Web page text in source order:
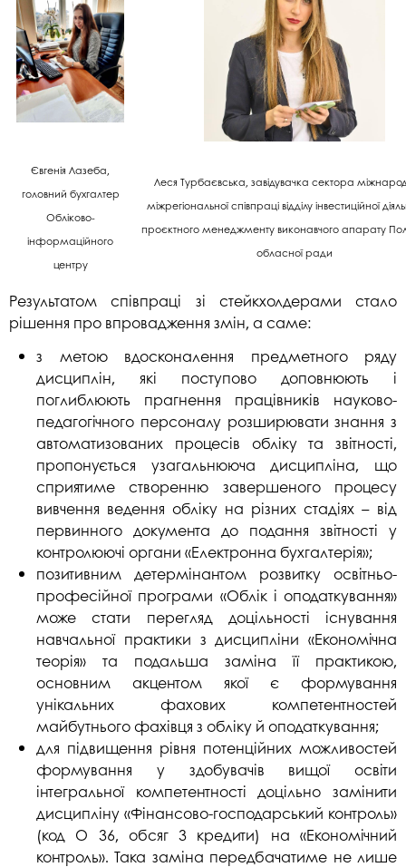
Євгенія Лазеба,
головний бухгалтер
Обліково-
інформаційного
центру
Леся Турбаєвська, завідувачка сектора
міжрегіональної співпраці відділу інвестиційної
проєктного менеджменту виконавчого апарату
обласної ради
Результатом співпраці зі стейкхолдерами стало
рішення про впровадження змін, а саме:
з метою вдосконалення предметного ряду
дисциплін, які поступово доповнюють і
поглиблюють прагнення працівників науково-
педагогічного персоналу розширювати знання з
автоматизованих процесів обліку та звітності,
пропонується узагальнююча дисципліна, що
сприятиме створенню завершеного процесу
вивчення ведення обліку на різних стадіях – від
первинного документа до подання звітності у
контролюючі органи «Електронна бухгалтерія»;
позитивним детермінантом розвитку освітньо-
професійної програми «Облік і оподаткування»
може стати перегляд доцільності існування
навчальної практики з дисципліни «Економічна
теорія» та подальша заміна її практикою,
основним акцентом якої є формування
унікальних фахових компетентностей
майбутнього фахівця з обліку й оподаткування;
для підвищення рівня потенційних можливостей
формування у здобувачів вищої освіти
інтегральної компетентності доцільно замінити
дисципліну «Фінансово-господарський контроль»
(код О 36, обсяг 3 кредити) на «Економічний
контроль». Така заміна передбачатиме не лише